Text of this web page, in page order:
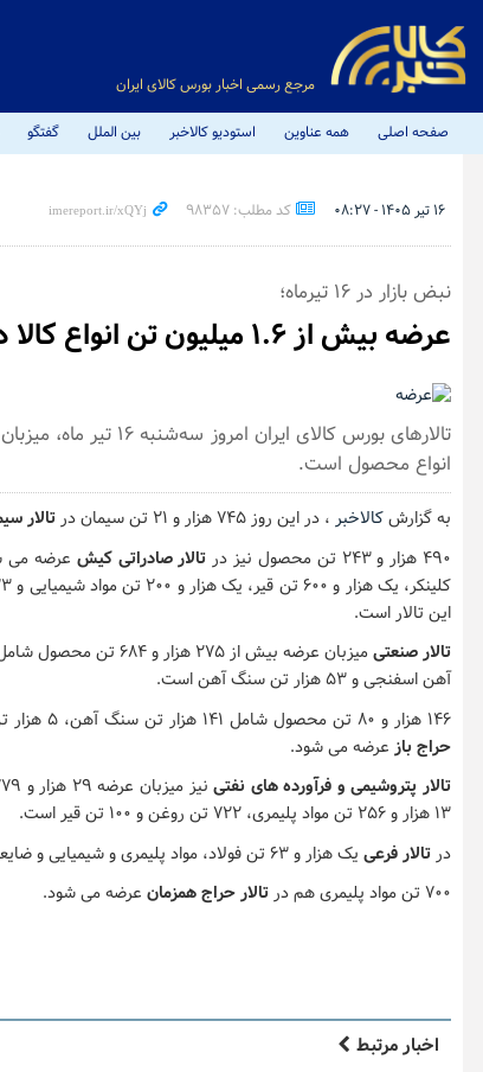
مرجع رسمی اخبار بورس کالای ایران
صفحه اصلی همه عناوین استودیو کالاخبر بین الملل گفتگو
۱۶ تیر ۱۴۰۵ - ۰۸:۲۷ کد مطلب: 98357
نبض بازار در ۱۶ تیرماه؛
عرضه بیش از ۱.۶ میلیون تن انواع کالا در بورس کالای ایران
انواع محصول است.
به گزارشکالاخبر ، در این روز ۷۴۵ هزار و ۲۱ تن سیمان در تالار
۴۹۰ هزار و ۲۴۳ تن محصول نیز در
تالار صادراتی کیش
این تالار است.
تالار صنعتی
آهن اسفنجی و ۵۳ هزار تن سنگ آهن است.
۱۴۶ هزار و ۸۰ تن محصول شامل ۱۴۱ هزار تن سنگ آهن، ۵ هزار تن وکروم باتوم و ۸۰ تن مواد شیمیایی در
حراج باز عرضه می شود.
تالار پتروشیمی و فرآورده های نفتی
۱۳ هزار و ۲۵۶ تن مواد پلیمری، ۷۲۲ تن روغن و ۱۰۰ تن قیر است.
در تالار فرعی یک هزار و ۶۳ تن فولاد، مواد پلیمری و شیمیایی و ضایعات عرضه می شود.
۷۰۰ تن مواد پلیمری هم در
تالار حراج همزمان عرضه می شود.
اخبار مرتبط